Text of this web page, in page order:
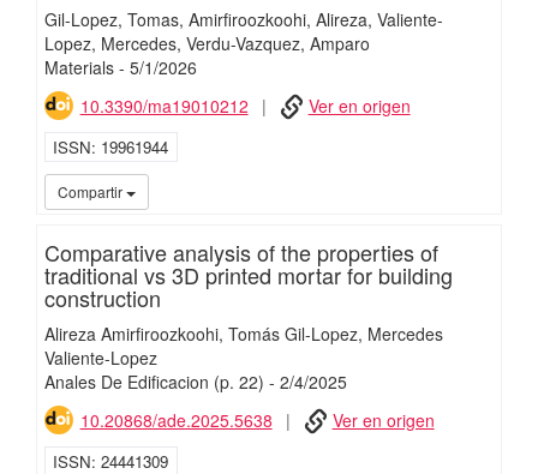
Gil-Lopez, Tomas Amirfiroozkoohi, Alireza Valiente-
Lopez, Mercedes Verdu-Vazquez, Amparo
Materials- 5/1/2026
10.3390/ma19010212
Ver en origen
ISSN 19961944
Compartir
Comparative analysis of the properties of
traditional vs 3D printed mortar for building
construction
Alireza Amirfiroozkoohi Tomás Gil-Lopez Mercedes
Valiente-Lopez
Anales De Edificacion (p. 22) - 2/4/2025
10.20868/ade.2025.5638
Ver en origen
ISSN 24441309